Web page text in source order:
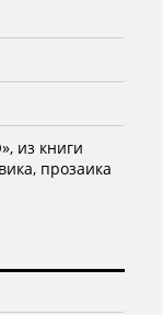
из книги
прозаика